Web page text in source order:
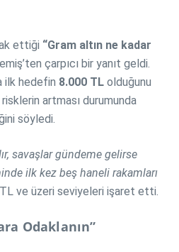
ettiği “Gram altın ne kadar
çarpıcı bir yanıt geldi.
ilk hedefin 8.000 TL olduğunu
artması durumunda
söyledi.
savaşlar gündeme gelirse
ilk kez beş haneli rakamları
ve üzeri seviyeleri işaret etti.
Odaklanın”